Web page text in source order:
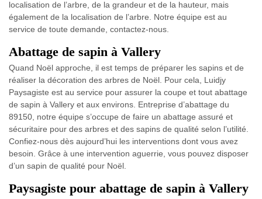
localisation de l’arbre, de la grandeur et de la hauteur, mais
également de la localisation de l’arbre. Notre équipe est au
service de toute demande, contactez-nous.
Abattage de sapin à Vallery
Quand Noël approche, il est temps de préparer les sapins et de
réaliser la décoration des arbres de Noël. Pour cela, Luidjy
Paysagiste est au service pour assurer la coupe et tout abattage
de sapin à Vallery et aux environs. Entreprise d’abattage du
89150, notre équipe s’occupe de faire un abattage assuré et
sécuritaire pour des arbres et des sapins de qualité selon l’utilité.
Confiez-nous dès aujourd’hui les interventions dont vous avez
besoin. Grâce à une intervention aguerrie, vous pouvez disposer
d’un sapin de qualité pour Noël.
Paysagiste pour abattage de sapin à Vallery